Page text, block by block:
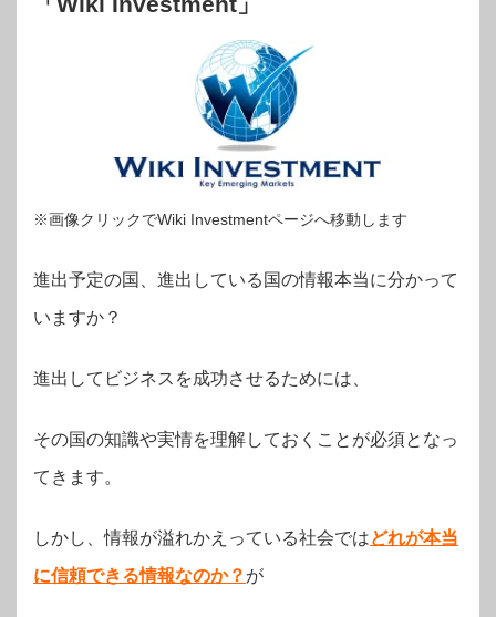
※画像クリックでWiki Investmentページへ移動します
進出予定の国、進出している国の情報本当に分かって
いますか？
進出してビジネスを成功させるためには、
その国の知識や実情を理解しておくことが必須となっ
てきます。
しかし、情報が溢れかえっている社会ではどれが本当
に信頼できる情報なのか？ が